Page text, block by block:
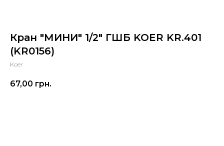
Кран "МИНИ" 1/2" ГШБ KOER KR.401
(KR0156)
Koer
67,00 грн.